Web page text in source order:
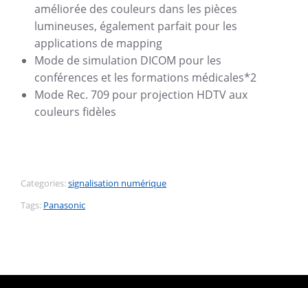
améliorée des couleurs dans les pièces
lumineuses, également parfait pour les
applications de mapping
Mode de simulation DICOM pour les
conférences et les formations médicales*2
Mode Rec. 709 pour projection HDTV aux
couleurs fidèles
Categories:signalisation numérique
Tags: Panasonic